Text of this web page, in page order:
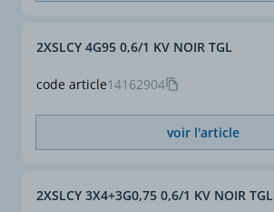
code article14162904
2XSLCY 4G95 0,6/1 KV NOIR TGL
voir l'article
2XSLCY 3X4+3G0,75 0,6/1 KV NOIR TGL